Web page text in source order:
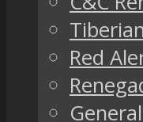
Red